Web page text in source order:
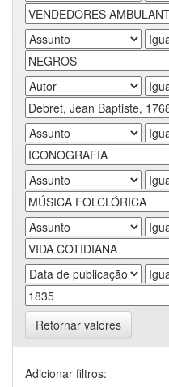
Retornar valores
Adicionar filtros: